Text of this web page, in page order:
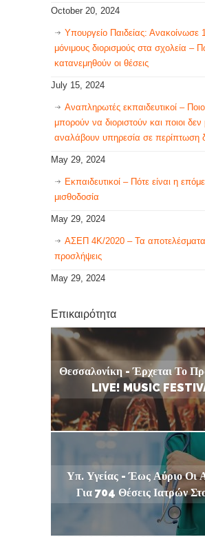
October 20, 2024
Υπουργείο Παιδείας: Ανακοίνωσε
μόνιμους διορισμούς στα σχολεία –
κατανεμηθούν οι θέσεις
July 15, 2024
Αναπληρωτές εκπαιδευτικοί –
μπορούν να διοριστούν και ποιοι
αναλάβουν υπηρεσία σε περίπτωση
May 29, 2024
Εκπαιδευτικοί – Πότε είναι η
μισθοδοσία
May 29, 2024
ΑΣΕΠ 4Κ/2020 – Τα αποτελέσματα
προσλήψεις
May 29, 2024
Επικαιρότητα
Θεσσαλονίκη - Έρχεται Το
LIVE! MUSIC
Υπ. Υγείας - Έως Αύριο Οι
Για 704 Θέσεις Ιατρών